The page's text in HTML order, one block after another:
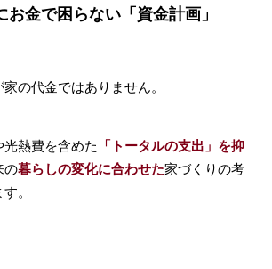
お金で困らない「資金計画」
の代金ではありません。
光熱費を含めた 「トータルの支出」を抑
の暮らしの変化に合わせた家づくりの考
。